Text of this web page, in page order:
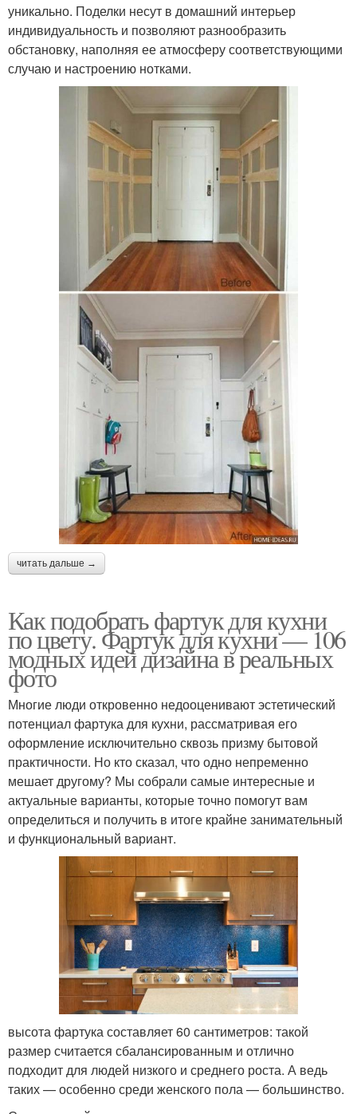
уникально. Поделки несут в домашний интерьер
индивидуальность и позволяют разнообразить
обстановку, наполняя ее атмосферу соответствующими
случаю и настроению нотками.
читать дальше →
Как подобрать фартук для кухни
по цвету. Фартук для кухни — 106
модных идей дизайна в реальных
фото
Многие люди откровенно недооценивают эстетический
потенциал фартука для кухни, рассматривая его
оформление исключительно сквозь призму бытовой
практичности. Но кто сказал, что одно непременно
мешает другому? Мы собрали самые интересные и
актуальные варианты, которые точно помогут вам
определиться и получить в итоге крайне занимательный
и функциональный вариант.
высота фартука составляет 60 сантиметров: такой
размер считается сбалансированным и отлично
подходит для людей низкого и среднего роста. А ведь
таких — особенно среди женского пола — большинство.